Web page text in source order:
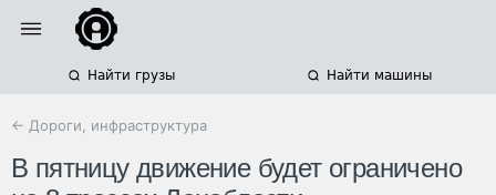
Найти грузы Найти машины
← Дороги, инфраструктура
В пятницу движение будет ограничено